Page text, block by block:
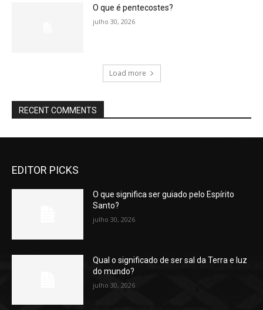
O que é pentecostes?
julho 30, 2026
Load more
RECENT COMMENTS
EDITOR PICKS
O que significa ser guiado pelo Espírito
Santo?
julho 30, 2026
Qual o significado de ser sal da Terra e luz
do mundo?
julho 30, 2026